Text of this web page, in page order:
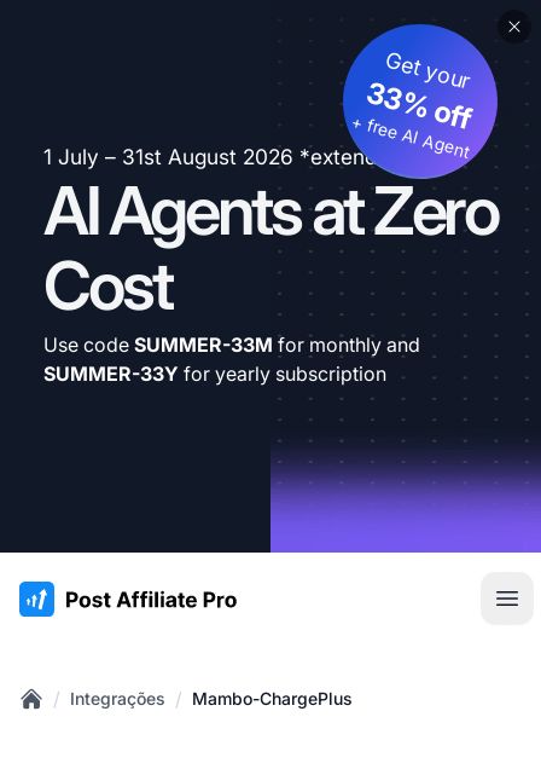
1 July – 31st August 2026 *extended
AI Agents at Zero
Cost
Get your
33% off
+ free AI Agent
Use code SUMMER-33M for monthly and
SUMMER-33Y for yearly subscription
:site.title
/ Integrações / Mambo-ChargePlus